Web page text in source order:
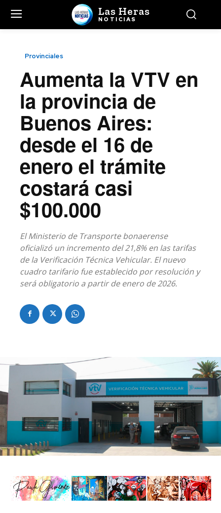
Las Heras
NOTICIAS
Provinciales
Aumenta la VTV en
la provincia de
Buenos Aires:
desde el 16 de
enero el trámite
costará casi
$100.000
El Ministerio de Transporte bonaerense
oficializó un incremento del 21,8% en las tarifas
de la Verificación Técnica Vehicular. El nuevo
cuadro tarifario fue establecido por resolución y
será obligatorio a partir de enero de 2026.